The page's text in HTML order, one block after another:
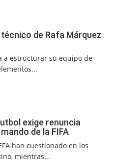
de Rafa Márquez
a estructurar su equipo de
exige renuncia
de la FIFA
han cuestionado en los
mientras...